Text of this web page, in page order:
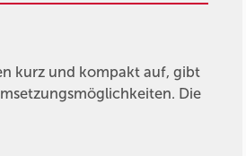
kurz und kompakt auf, gibt
Die